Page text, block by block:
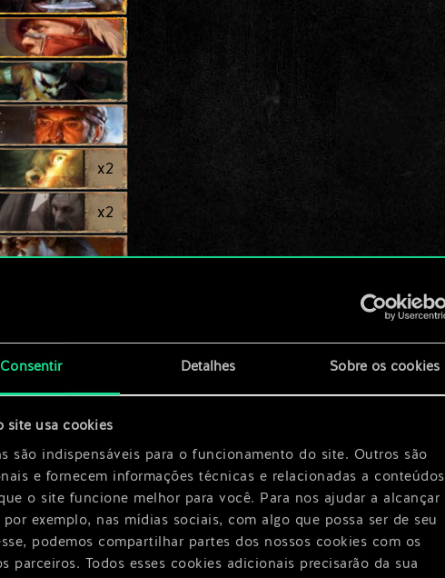
Consentir Detalhes Sobre os cookies
site usa cookies
são indispensáveis para o funcionamento do site. Outros são
e fornecem informações técnicas e relacionadas a conteúdos
o site funcione melhor para você. Para nos ajudar a alcançar
por exemplo, nas mídias sociais, com algo que possa ser de seu
podemos compartilhar partes dos nossos cookies com os
parceiros. Todos esses cookies adicionais precisarão da sua
x2
x2